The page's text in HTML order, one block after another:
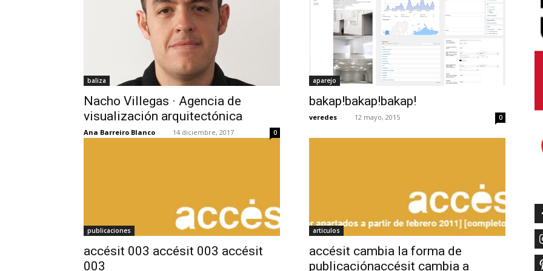
baliza
Nacho Villegas · Agencia de
visualización arquitectónica
Ana Barreiro Blanco - 14 diciembre, 2017 0
aparejo
bakap!bakap!bakap!
veredes - 12 mayo, 2015 0
publicaciones
accésit 003 accésit 003 accésit
003
articulos
accésit cambia la forma de
publicaciónaccésit cambia a